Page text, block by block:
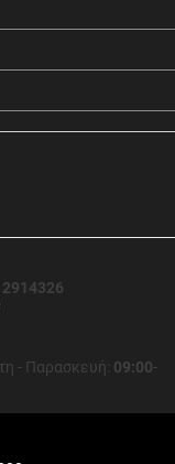
- Παρασκευή: 09:00-